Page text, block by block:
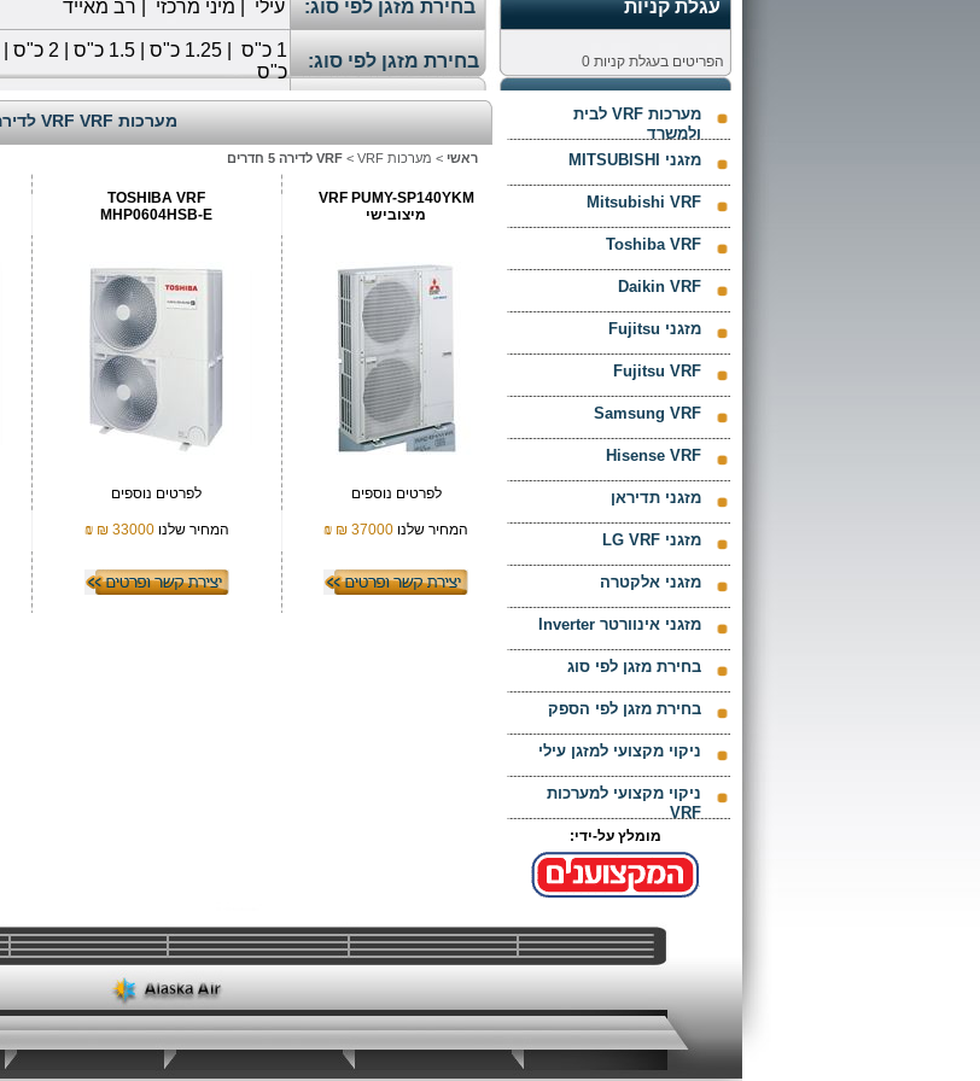
עגלת קניות בחירת מזגן לפי סוג: עילי מיני מרכזי רב מאייד
הפריטים בעגלת קניות 0 בחירת מזגן לפי סוג:
1 כ"ס 1.25 כ"ס 1.5 כ"ס 2 כ"ס
כ"ס
מערכות VRF VRF לדירה 5 חדרים
ראשי > מערכות VRF > VRF לדירה 5 חדרים
VRF PUMY-SP140YKM
מיצובישי
לפרטים נוספים
המחיר שלנו 37000 ₪
₪
TOSHIBA VRF
MHP0604HSB-E
לפרטים נוספים
המחיר שלנו33000 ₪
₪
מערכות VRF לבית
ולמשרד
מזגני MITSUBISHI
Mitsubishi VRF
Toshiba VRF
Daikin VRF
מזגני Fujitsu
Fujitsu VRF
Samsung VRF
Hisense VRF
מזגני תדיראן
מזגני LG VRF
מזגני אלקטרה
מזגני אינוורטר Inverter
בחירת מזגן לפי סוג
בחירת מזגן לפי הספק
ניקוי מקצועי למזגן עילי
ניקוי מקצועי למערכות
VRF
מומלץ על-ידי: